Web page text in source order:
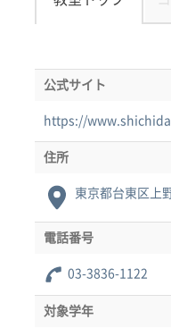
公式サイト
https://
住所
東京都台東区上
電話番号
03-3836-1122
対象学年